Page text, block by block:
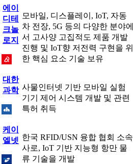
에이
디테
크놀
로지
모바일, 디스플레이, IoT, 자동
차 전장, 5G 등의 다양한 분야에
서 고사양 고집적도 제품 개발
진행 및 IoT향 저전력 구현을 위
한 핵심 요소 기술 보유
대한
과학 사물인터넷 기반 모바일 실험
기기 제어 시스템 개발 및 관련
특허 취득
케이
엘넷 한국 RFID/USN 융합 협회 소속
사로, IoT 기반 지능형 항만 물
류 기술을 개발